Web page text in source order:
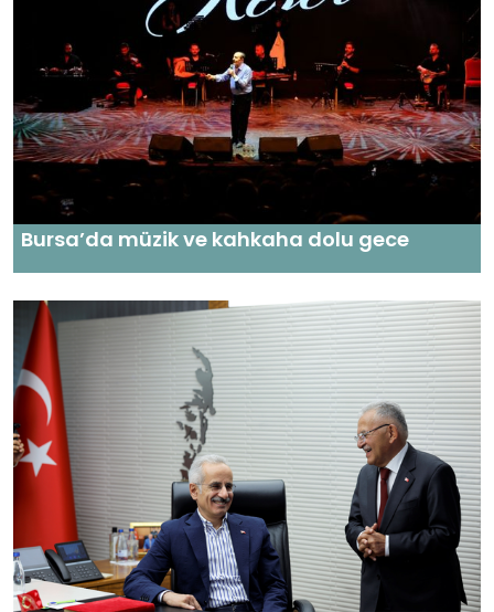
Bursa’da müzik ve kahkaha dolu gece